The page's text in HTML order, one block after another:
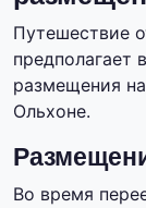
Путешествие
предполагает
размещения
Ольхоне.
Во время